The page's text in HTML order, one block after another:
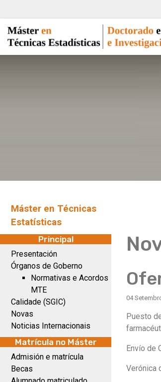
Máster en Técnicas
Estatísticas
Principal
Presentación
Órganos de Goberno
Normativas e Acordos
MTE
Calidade (SGIC)
Novas
Noticias Internacionais
Matrícula no Máster
Admisión e matrícula
Becas
04
Puesto
Envío de
Verónica